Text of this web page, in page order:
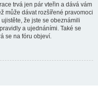
trvá jen pár vteřin a dává vám
může dávat rozšířené pravomoci
že jste se obeznámili
a ujednáními. Také se
se na fóru objeví.